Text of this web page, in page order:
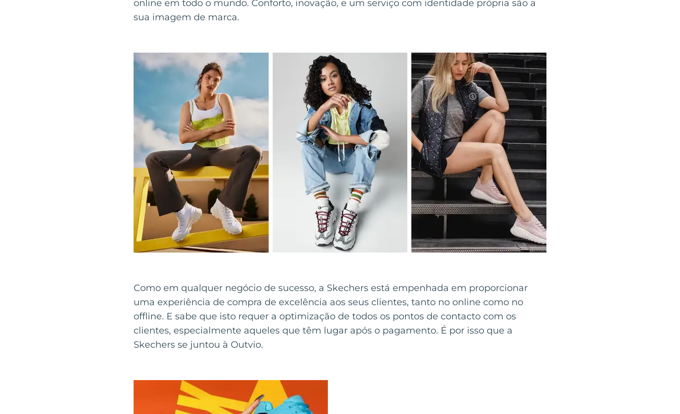
online em todo o mundo. Conforto, inovação, e um serviço com identidade própria são a
sua imagem de marca.
Como em qualquer negócio de sucesso, a Skechers está empenhada em proporcionar
uma experiência de compra de excelência aos seus clientes, tanto no online como no
offline. E sabe que isto requer a optimização de todos os pontos de contacto com os
clientes, especialmente aqueles que têm lugar após o pagamento. É por isso que a
Skechers se juntou à Outvio.